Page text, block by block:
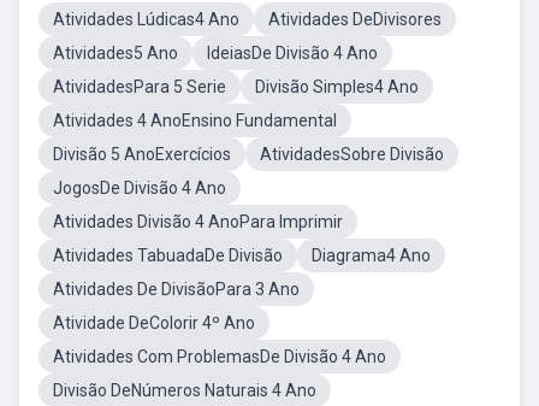
Atividades Lúdicas4 Ano
Atividades DeDivisores
Atividades5 Ano
IdeiasDe Divisão 4 Ano
AtividadesPara 5 Serie
Divisão Simples4 Ano
Atividades 4 AnoEnsino Fundamental
Divisão 5 AnoExercícios
AtividadesSobre Divisão
JogosDe Divisão 4 Ano
Atividades Divisão 4 AnoPara Imprimir
Atividades TabuadaDe Divisão
Diagrama4 Ano
Atividades De DivisãoPara 3 Ano
Atividade DeColorir 4º Ano
Atividades Com ProblemasDe Divisão 4 Ano
Divisão DeNúmeros Naturais 4 Ano